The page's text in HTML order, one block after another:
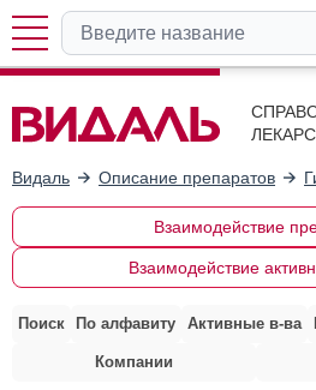
Видаль Описание препаратов
Взаимодействие
Взаимодействие
Поиск По алфавиту Активные в-ва
Компании